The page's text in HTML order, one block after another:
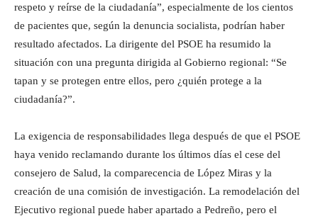
respeto y reírse de la ciudadanía”, especialmente de los cientos
de pacientes que, según la denuncia socialista, podrían haber
resultado afectados. La dirigente del PSOE ha resumido la
situación con una pregunta dirigida al Gobierno regional: “Se
tapan y se protegen entre ellos, pero ¿quién protege a la
ciudadanía?”.
La exigencia de responsabilidades llega después de que el PSOE
haya venido reclamando durante los últimos días el cese del
consejero de Salud, la comparecencia de López Miras y la
creación de una comisión de investigación. La remodelación del
Ejecutivo regional puede haber apartado a Pedreño, pero el